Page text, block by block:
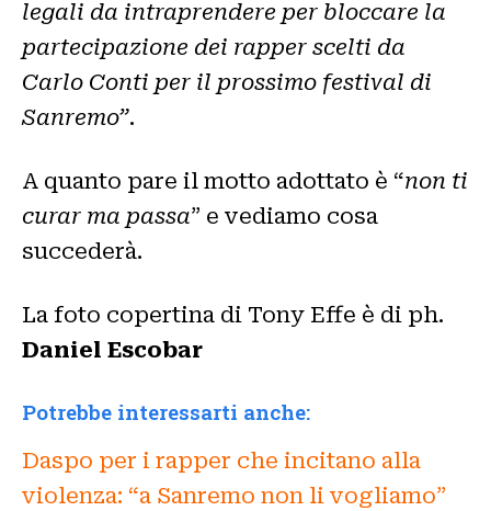
legali da intraprendere per bloccare la
partecipazione dei rapper scelti da
Carlo Conti per il prossimo festival di
Sanremo”.
A quanto pare il motto adottato è “non ti
curar ma passa” e vediamo cosa
succederà.
La foto copertina di Tony Effe è di ph.
Daniel Escobar
Potrebbe interessarti anche:
Daspo per i rapper che incitano alla
violenza: “a Sanremo non li vogliamo”